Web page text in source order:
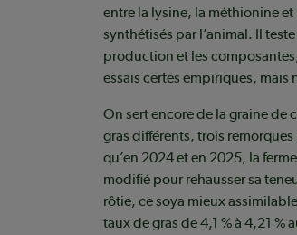
entre la lysine, la méthionine
synthétisés par l’animal. Il
production et les
essais certes empiriques, mais
On sert encore de la graine de
gras différents, trois
qu’en 2024 et en 2025, la
modifié pour rehausser sa
rôtie, ce soya mieux
taux de gras de 4,1 % à 4,21